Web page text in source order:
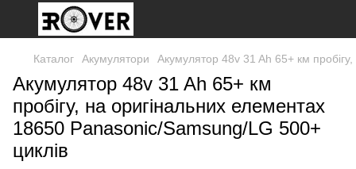
Каталог Акумулятори Акумулятор 48v 31 Ah 65+ км
Акумулятор 48v 31 Ah 65+ км
пробігу, на оригінальних елементах
18650 Panasonic/Samsung/LG 500+
циклів